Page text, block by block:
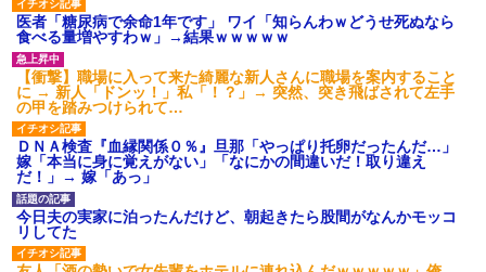
【GIF】JSのカンチョーワロ
タ
後続車にクラクションを鳴ら
され彼氏が逆切れ。「何クラク
ション鳴らしてんだ！降りてこ
いよ！」と怒鳴りだし...
【衝撃】報酬100万円超の治験
募集がこちらｗｗｗｗｗ(※画像
あり)
【ネット騒然】惨殺されたタ
ワマン頂き女子のこの動画、す
げえええええｗｗｗｗｗｗｗｗ
ｗｗｗ
【愕然】白のクラウン俺氏、
高速道路左車線を制限速度で走
った結果wwwwwwwwwwww
医者「糖尿病で余命1年です」 ワイ「知らんわｗどうせ死ぬなら
食べる量増やすわｗ」→結果ｗｗｗｗｗ
【衝撃】職場に入って来た綺麗な新人さんに職場を案内すること
に → 新人「ドンッ！」私「！？」→ 突然、突き飛ばされて左手
の甲を踏みつけられて…
ＤＮＡ検査『血縁関係０％』旦那「やっぱり托卵だったんだ…」
嫁「本当に身に覚えがない」「なにかの間違いだ！取り違え
だ！」→ 嫁「あっ」
今日夫の実家に泊ったんだけど、朝起きたら股間がなんかモッコ
リしてた